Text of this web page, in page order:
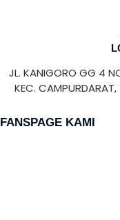
JL. KANIGORO GG 4
KEC.
FANSPAGE KAMI